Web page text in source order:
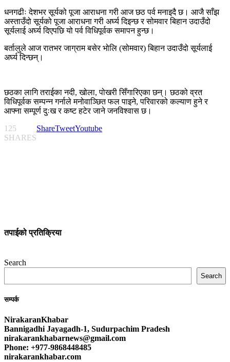
धनगढीः देशभर सूर्यको पूजा आराधना गरी आज छठ पर्व मनाइदै छ। आजै साँझ
अस्ताउँदो सूर्यको पूजा आराधना गरी अर्घ्य दिइन्छ र सोमवार बिहान उदाउँदो
सूर्यलाई अर्घ्य दिएपछि यो पर्व विधिपूर्वक समापन हुन्छ।
बर्तालुले आज रातभर जाग्राम बसेर भोलि (सोमवार) बिहान उदाउँदो सूर्यलाई
अर्घ्य दिन्छन्।
छठका लागि तराईका नदी, खोला, पोखरी सिँगारिएका छन्। छठको व्रत
विधिपूर्वक सम्पन्न गर्नाले मनोवाञ्छित फल पाइने, परिवारको कल्याण हुने र
आफ्ना सम्पूर्ण दुःख र कष्ट हटेर जाने जनविश्वास छ।
125
SHARES
ShareTweetYoutube
तपाईको प्रतिक्रिया
Search
Search
सम्पर्क
NirakaranKhabar
Bannigadhi Jayagadh-1, Sudurpachim Pradesh
nirakarankhabarnews@gmail.com
Phone: +977-9868448485
nirakarankhabar.com